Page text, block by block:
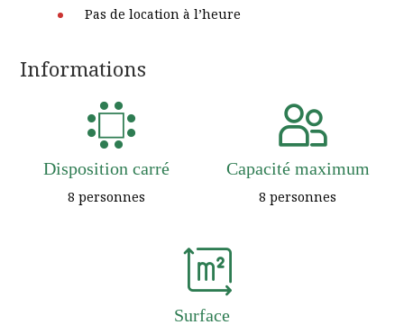
Pas de location à l’heure
Informations
Disposition carré
8 personnes
Capacité maximum
8 personnes
Surface